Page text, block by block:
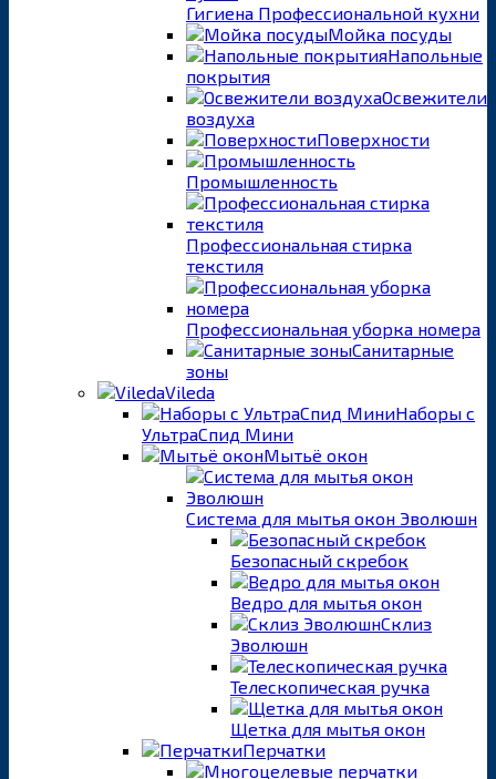
Гигиена Профессиональной кухни
Мойка посуды
Напольные
покрытия
Освежители
воздуха
Поверхности
Промышленность
Профессиональная стирка
текстиля
Профессиональная уборка номера
Санитарные
зоны
Vileda
Наборы с
УльтраСпид Мини
Мытьё окон
Система для мытья окон Эволюшн
Безопасный скребок
Ведро для мытья окон
Склиз
Эволюшн
Телескопическая ручка
Щетка для мытья окон
Перчатки